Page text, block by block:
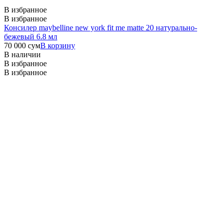
В избранное
В избранное
Консилер maybelline new york fit me matte 20 натурально-
бежевый 6.8 мл
70 000 сумВ корзину
В наличии
В избранное
В избранное